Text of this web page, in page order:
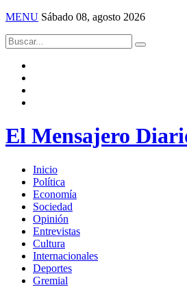
MENU Sábado 08, agosto 2026
El Mensajero
Inicio
Política
Economía
Sociedad
Opinión
Entrevistas
Cultura
Internacionales
Deportes
Gremial